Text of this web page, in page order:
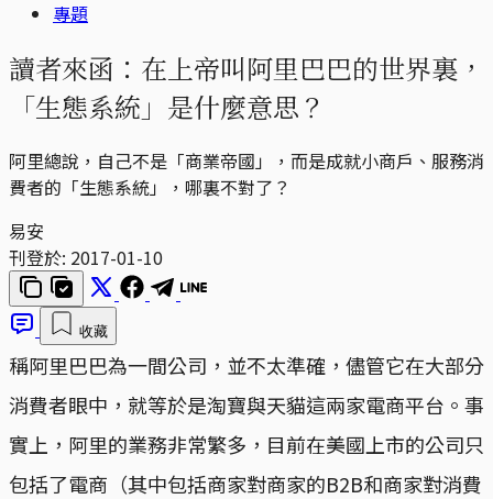
專題
讀者來函：在上帝叫阿里巴巴的世界裏，
「生態系統」是什麼意思？
阿里總說，自己不是「商業帝國」，而是成就小商戶、服務消
費者的「生態系統」，哪裏不對了？
易安
刊登於: 2017-01-10
收藏
稱阿里巴巴為一間公司，並不太準確，儘管它在大部分
消費者眼中，就等於是淘寶與天貓這兩家電商平台。事
實上，阿里的業務非常繁多，目前在美國上市的公司只
包括了電商（其中包括商家對商家的B2B和商家對消費